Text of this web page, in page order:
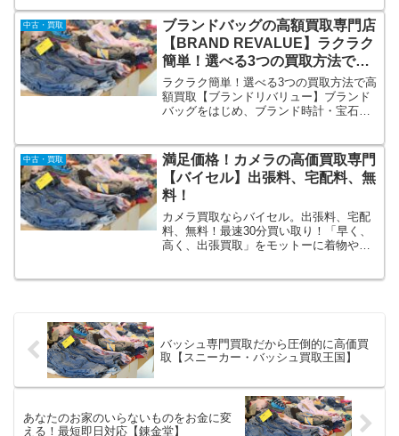
草履・帯・男性用着物・浴衣などの和
服・和装バッグ・かんざしなど多様な商
品に対応しております。
中古・買取
ブランドバッグの高額買取専門店
【BRAND REVALUE】ラクラク
簡単！選べる3つの買取方法で高
額買取
ラクラク簡単！選べる3つの買取方法で高
額買取【ブランドリバリュー】ブランド
バッグをはじめ、ブランド時計・宝石、
も、宅配買取・出張買取に至るまで豊富
な実績があり、あらゆるお客様のニーズ
にお応えすることが可能です。
中古・買取
満足価格！カメラの高価買取専門
【バイセル】出張料、宅配料、無
料！
カメラ買取ならバイセル。出張料、宅配
料、無料！最速30分買い取り！「早く、
高く、出張買取」をモットーに着物や切
バッシュ専門買取だから圧倒的に高価買
取【スニーカー・バッシュ買取王国】
あなたのお家のいらないものをお金に変
える！最短即日対応【錬金堂】